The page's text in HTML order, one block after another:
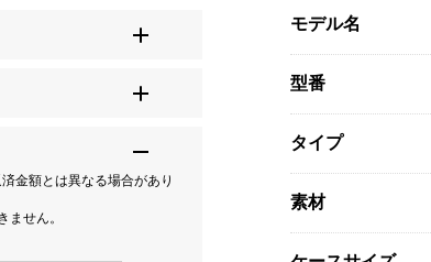
金額とは異なる場合があり
せん。
モデル名
型番
タイプ
素材